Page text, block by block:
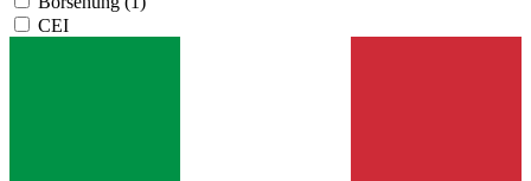
CEI